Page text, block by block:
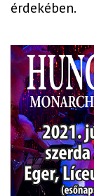
érdekében.